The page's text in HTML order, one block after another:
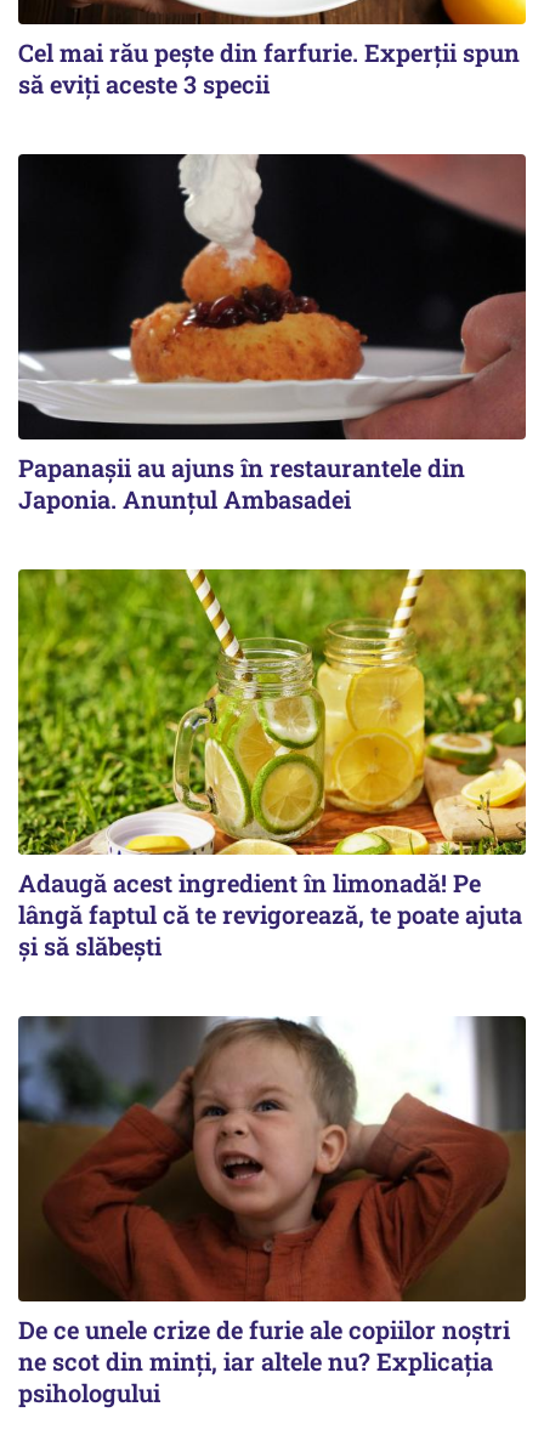
Cel mai rău pește din farfurie. Experții spun
să eviți aceste 3 specii
Papanașii au ajuns în restaurantele din
Japonia. Anunțul Ambasadei
Adaugă acest ingredient în limonadă! Pe
lângă faptul că te revigorează, te poate ajuta
și să slăbești
De ce unele crize de furie ale copiilor noștri
ne scot din minți, iar altele nu? Explicația
psihologului